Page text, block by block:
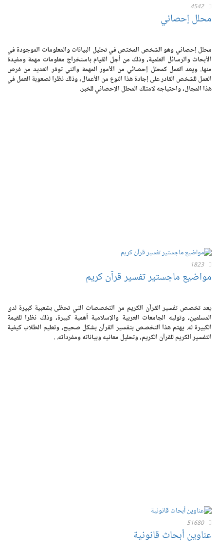
4542
محلل إحصائي
محلل إحصائي وهو الشخص المختص في تحليل البيانات والمعلومات الموجودة في
الأبحاث والرسائل العلمية، وذلك من أجل القيام باستخراج معلومات مهمة ومفيدة
منها. ويعد العمل كمحلل إحصائي من الأمور المهمة والتي توفر العديد من فرص
العمل للشخص القادر على إجادة هذا النوع من الأعمال، وذلك نظرا لصعوبة العمل في
هذا المجال، واحتياجه لامتلك المحلل الإحصائي للخبر.
1823
مواضيع ماجستير تفسير قرآن كريم
يعد تخصص تفسير القرآن الكريم من التخصصات التي تحظى بشعبية كبيرة لدى
المسلمين، وتوليه الجامعات العربية والإسلامية أهمية كبيرة، وذلك نظرا للقيمة
الكبيرة له. يهتم هذا التخصص بتفسير القرآن بشكل صحيح، وتعليم الطلاب كيفية
التفسير الكريم للقرآن الكريم، وتحليل معانيه وبياناته ومفرداته. .
51680
عناوين أبحاث قانونية